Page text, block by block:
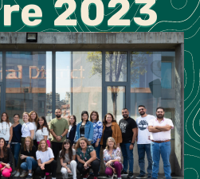
2023